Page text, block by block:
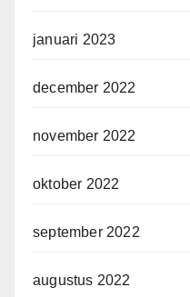
januari 2023
december 2022
november 2022
oktober 2022
september 2022
augustus 2022